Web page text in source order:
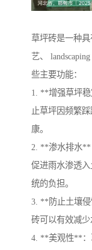
草坪砖是一种
艺、
些主要功能：
1. **增强草坪
止草坪因频繁
康。
2. **渗水排水**
促进雨水渗透
统的负担。
3. **防止土壤
砖可以有效减少
4. **美观性**：